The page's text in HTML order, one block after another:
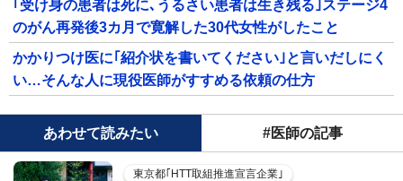
｢受け身の患者は死に､うるさい患者は生き残る｣ステージ4
のがん再発後3カ月で寛解した30代女性がしたこと
かかりつけ医に｢紹介状を書いてください｣と言いだしにく
い…そんな人に現役医師がすすめる依頼の仕方
あわせて読みたい #医師の記事
東京都｢HTT取組推進宣言企業｣